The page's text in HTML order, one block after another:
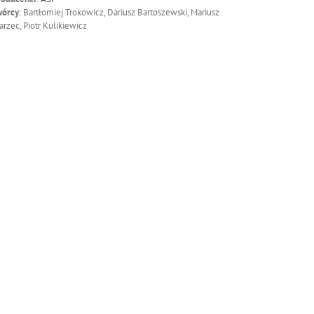
: Bartłomiej Trokowicz, Dariusz Bartoszewski, Mariusz
Piotr Kulikiewicz